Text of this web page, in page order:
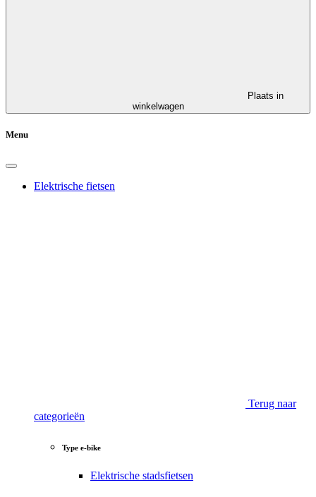
winkelwagen
Menu
Elektrische fietsen
Terug naar
categorieën
Type e-bike
Elektrische stadsfietsen